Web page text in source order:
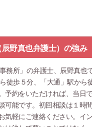
野真也弁護士）の強み
務所」の弁護士、辰野真也
徒歩５分、「大通」駅から
予約をいただければ、当日
可能です。初回相談は１時
気軽にご連絡ください。イ